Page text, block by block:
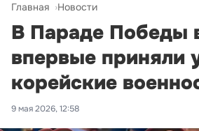
Главная Новости
В Параде Победы
впервые приняли
корейские
9 мая 2026, 12:58